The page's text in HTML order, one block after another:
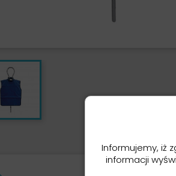
Informujemy, iż
informacji